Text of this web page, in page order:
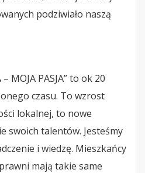
podziwiało naszą
MOJA PASJA” to ok 20
czasu. To wzrost
lokalnej, to nowe
swoich talentów. Jesteśmy
i wiedzę. Mieszkańcy
mają takie same